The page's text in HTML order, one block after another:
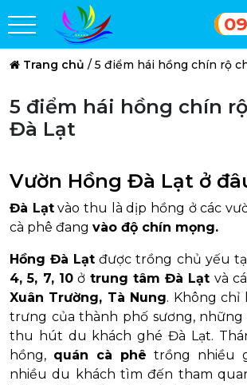
Trang chủ / 5 điểm hái hồng chín rộ
5 điểm hái hồng chín
Đà Lạt
Vườn Hồng Đà Lạt ở
Đà Lạtvào thu là dịp hồng ở các
cà phê đang vào độ chín mọng.
Hồng Đà Lạt được trồng chủ yếu
4, 5, 7, 10ở trung tâm Đà Lạt và
Xuân Trường, Tà Nung. Không chỉ
trưng của thành phố sương,
thu hút du khách ghé Đà Lạt.
hồng, quán cà phê trồng nhiều
nhiều du khách tìm đến tham